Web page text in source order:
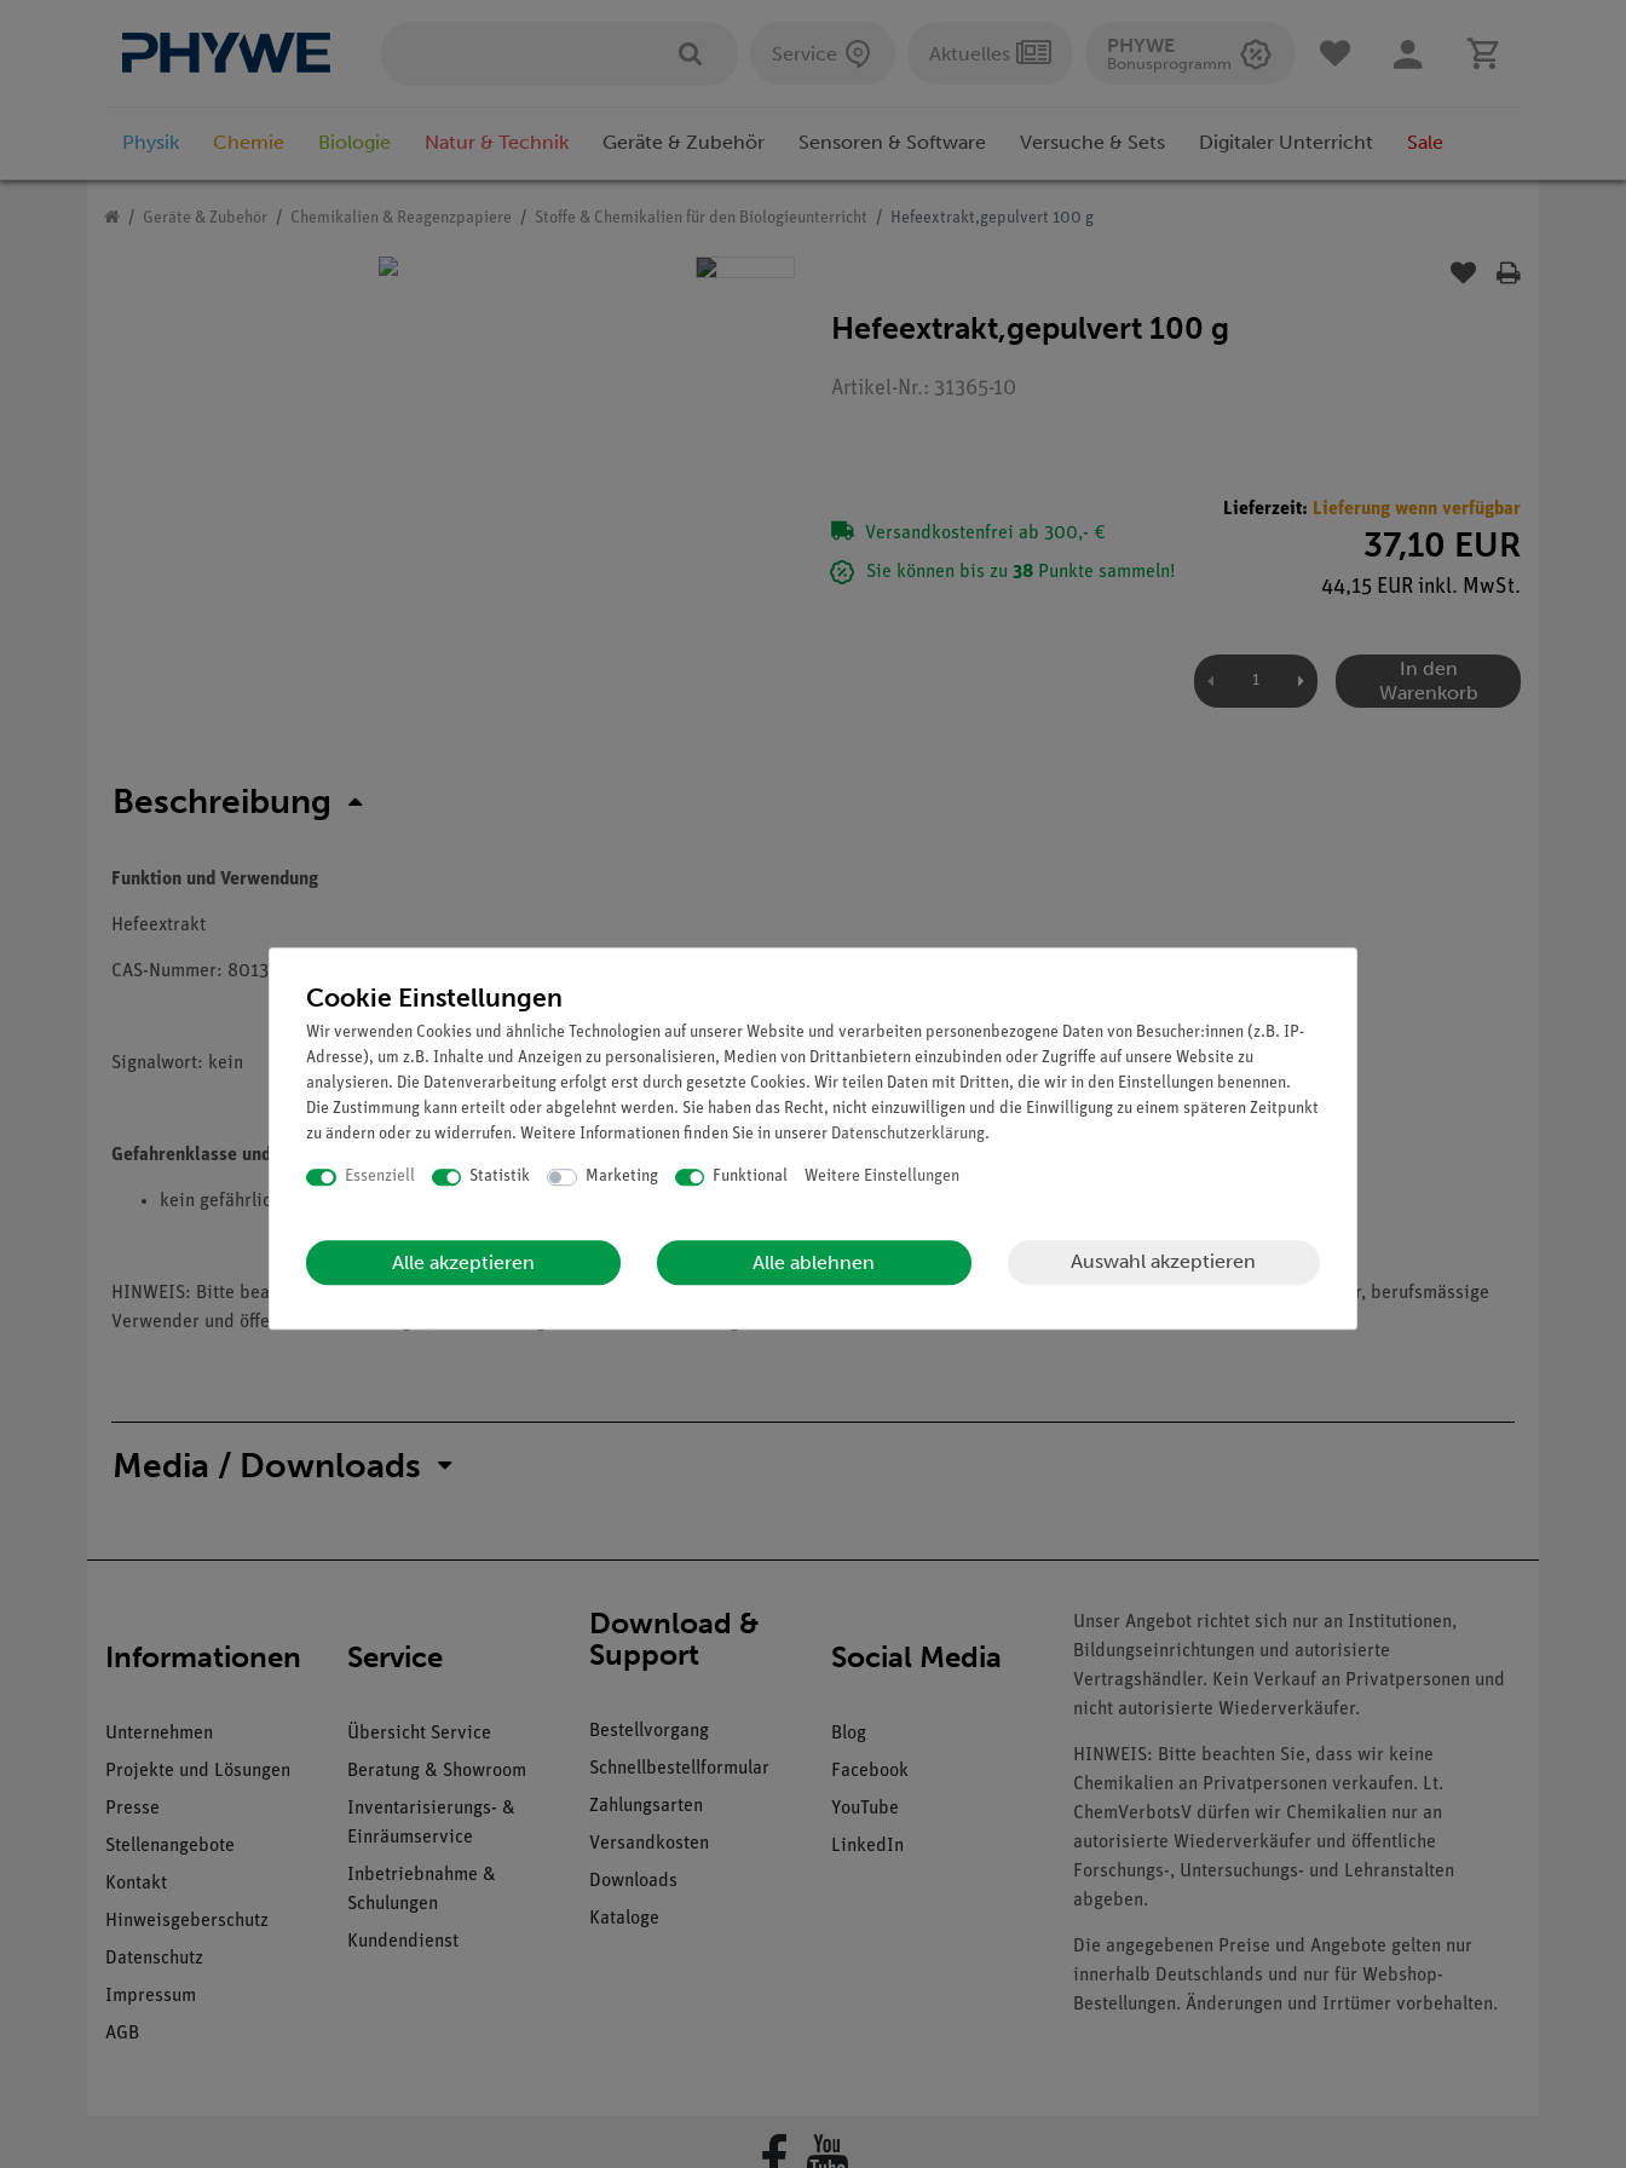
Service Aktuelles PHYWE
Bonusprogramm
Physik Chemie Biologie Natur & Technik Geräte & Zubehör Sensoren & Software Versuche & Sets Digitaler Unterricht Sale
Geräte & Zubehör Chemikalien & Reagenzpapiere Stoffe & Chemikalien für den Biologieunterricht Hefeextrakt,gepulvert 100 g
Hefeextrakt,gepulvert 100 g
Artikel-Nr.: 31365-10
Versandkostenfrei ab 300,- €
Sie können bis zu 38 Punkte sammeln!
Lieferzeit: Lieferung wenn verfügbar
37,10 EUR
44,15 EUR inkl. MwSt.
In den
Warenkorb
Beschreibung
Funktion und Verwendung
Hefeextrakt
CAS-Nummer: 8013-01-2
Signalwort: kein
Gefahrenklasse und Gefahrenkategorie
kein gefährlicher Stoff
HINWEIS: Bitte beachten sie, dass wir keine Chemikalien an Privatpersonen verkaufen. Lt. ChemVerbotsV dürfen wir Chemikalien nur an Wiederverkäufer, berufsmässige
Verwender und öffentliche Forschungs-, Untersuchungs und Lehranstalten abgeben.
Media / Downloads
Informationen
Unternehmen
Projekte und Lösungen
Presse
Stellenangebote
Kontakt
Hinweisgeberschutz
Datenschutz
Impressum
AGB
Service
Übersicht Service
Beratung & Showroom
Inventarisierungs- &
Einräumservice
Inbetriebnahme &
Schulungen
Kundendienst
Download &
Support
Bestellvorgang
Schnellbestellformular
Zahlungsarten
Versandkosten
Downloads
Kataloge
Social Media
Blog
Facebook
YouTube
LinkedIn
Unser Angebot richtet sich nur an Institutionen,
Bildungseinrichtungen und autorisierte
Vertragshändler. Kein Verkauf an Privatpersonen und
nicht autorisierte Wiederverkäufer.
HINWEIS: Bitte beachten Sie, dass wir keine
Chemikalien an Privatpersonen verkaufen. Lt.
ChemVerbotsV dürfen wir Chemikalien nur an
autorisierte Wiederverkäufer und öffentliche
Forschungs-, Untersuchungs- und Lehranstalten
abgeben.
Die angegebenen Preise und Angebote gelten nur
innerhalb Deutschlands und nur für Webshop-
Bestellungen. Änderungen und Irrtümer vorbehalten.
Cookie Einstellungen
Wir verwenden Cookies und ähnliche Technologien auf unserer Website und verarbeiten personenbezogene Daten von Besucher:innen (z.B. IP-
Adresse), um z.B. Inhalte und Anzeigen zu personalisieren, Medien von Drittanbietern einzubinden oder Zugriffe auf unsere Website zu
analysieren. Die Datenverarbeitung erfolgt erst durch gesetzte Cookies. Wir teilen Daten mit Dritten, die wir in den Einstellungen benennen.
Die Zustimmung kann erteilt oder abgelehnt werden. Sie haben das Recht, nicht einzuwilligen und die Einwilligung zu einem späteren Zeitpunkt
zu ändern oder zu widerrufen. Weitere Informationen finden Sie in unserer Daten­schutz­erklärung.
Essenziell Statistik Marketing Funktional Weitere Einstellungen
Alle akzeptieren Alle ablehnen Auswahl akzeptieren